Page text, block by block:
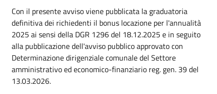
Con il presente avviso viene pubblicata la graduatoria
definitiva dei richiedenti il bonus locazione per l'annualità
2025 ai sensi della DGR 1296 del 18.12.2025 e in seguito
alla pubblicazione dell'avviso pubblico approvato con
Determinazione dirigenziale comunale del Settore
amministrativo ed economico-finanziario reg. gen. 39 del
13.03.2026.